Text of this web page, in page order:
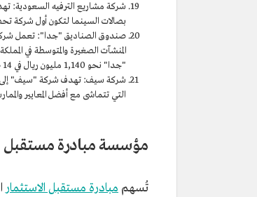
بصالات السينما لتكون أول شركة تحصل عليها، وذلك في عام 2018م،
صندوق الصناديق "جدا": تعمل شركة
المنشآت الصغيرة والمتوسطة في
"جدا" نحو 1,140 مليون ريال في 14 صندوقًا استثماريًّا.
شركة سيف: تهدف شركة "سيف" إلى
التي تتماشى مع أفضل المعايير
مؤسسة مبادرة مستقبل
تُسهم مبادرة مستقبل الاستثمار